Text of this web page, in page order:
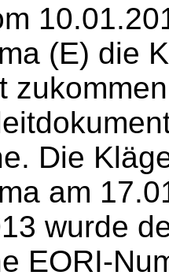
(E) die
Die
am
wurde
EORI-